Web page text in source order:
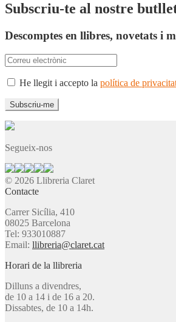
Subscriu-te al nostre
Descomptes en llibres, novetats i
He llegit i accepto la política de
Segueix-nos
© 2026 Llibreria Claret
Contacte
Carrer Sicília, 410
08025 Barcelona
Tel: 933010887
Email: llibreria@claret.cat
Horari de la llibreria
Dilluns a divendres,
de 10 a 14 i de 16 a 20.
Dissabtes, de 10 a 14h.